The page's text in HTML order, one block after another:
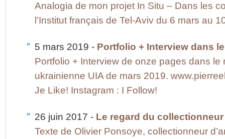
Analogia de mon projet In Situ – Dans les
l’Institut français de Tel-Aviv du 6 mars au
5 mars 2019 - Portfolio + Interview dans
Portfolio + Interview de onze pages dans
ukrainienne UIA de mars 2019.
Je Like! Instagram : I Follow!
26 juin 2017 - Le regard du
Texte de Olivier Ponsoye, collectionneur